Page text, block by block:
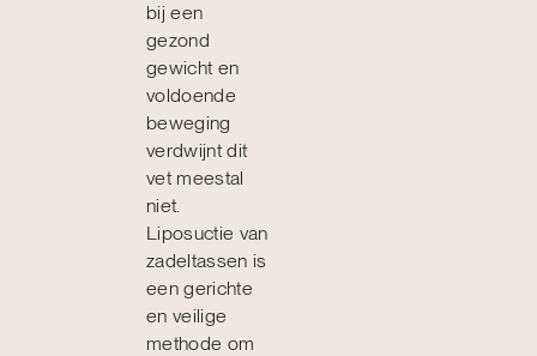
bij een
gezond
gewicht en
voldoende
beweging
verdwijnt dit
vet meestal
niet.
Liposuctie van
zadeltassen is
een gerichte
en veilige
methode om